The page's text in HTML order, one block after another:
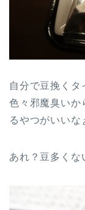
自分で豆挽くタ
色々邪魔臭いか
るやつがいいな
あれ？豆多くな